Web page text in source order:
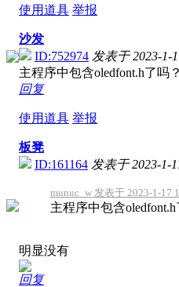
使用道具 举报
沙发
ID:752974 发表于 2023-1-
主程序中包含oledfont.h了吗？
回复
使用道具 举报
板凳
ID:161164 发表于 2023-1-
munuc_w 发表于 2023-1-17
主程序中包含oledfont.h
明显没有
回复